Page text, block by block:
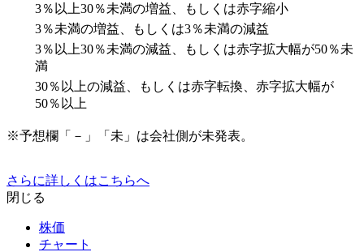
3％以上30％未満の増益、もしくは赤字縮小
3％未満の増益、もしくは3％未満の減益
3％以上30％未満の減益、もしくは赤字拡大幅が50％未
満
30％以上の減益、もしくは赤字転換、赤字拡大幅が
50％以上
※予想欄「－」「未」は会社側が未発表。
さらに詳しくはこちらへ
閉じる
株価
チャート